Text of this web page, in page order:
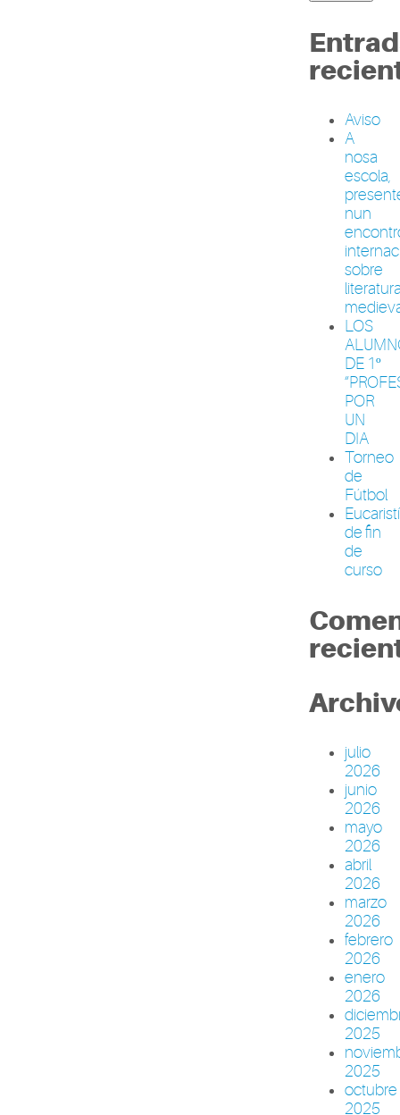
Aviso
A
nosa
escola,
nun
sobre
LOS
DE 1º
POR
UN
DIA
Torneo
de
Fútbol
de fin
de
curso
julio
2026
junio
2026
mayo
2026
abril
2026
marzo
2026
febrero
2026
enero
2026
2025
2025
octubre
2025